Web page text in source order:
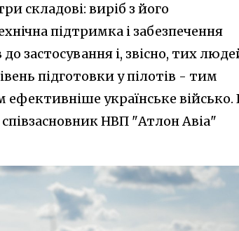
складові: виріб з його
підтримка і забезпечення
застосування і, звісно, тих
підготовки у пілотів - тим
ефективніше українське військо.
НВП "Атлон Авіа"